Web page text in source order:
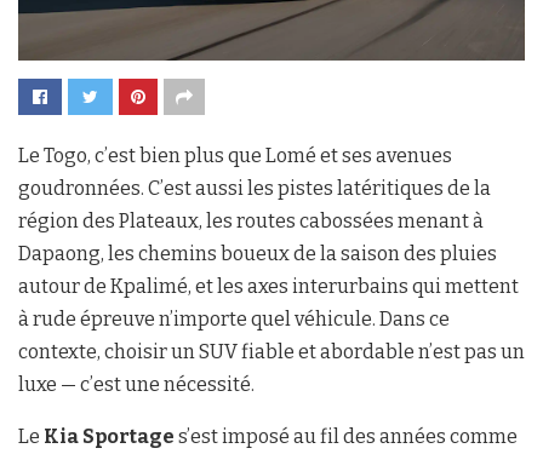
Le Togo, c’est bien plus que Lomé et ses avenues
goudronnées. C’est aussi les pistes latéritiques de la
région des Plateaux, les routes cabossées menant à
Dapaong, les chemins boueux de la saison des pluies
autour de Kpalimé, et les axes interurbains qui mettent
à rude épreuve n’importe quel véhicule. Dans ce
contexte, choisir un SUV fiable et abordable n’est pas un
luxe — c’est une nécessité.
Le Kia Sportage s’est imposé au fil des années comme